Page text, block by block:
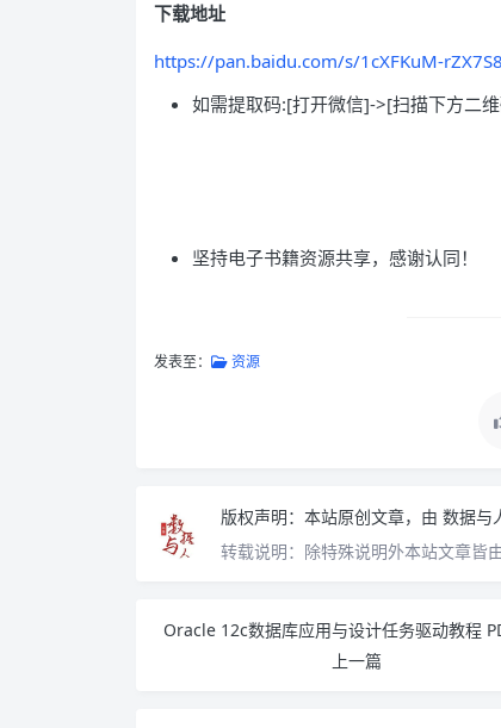
下载地址
https://pan.baidu.com/s/1cXFKuM-
如需提取码:[打开微信]->[扫描下方二
坚持电子书籍资源共享，感谢认同！
发表至： 资源
版权声明： 本站原创文章，由 数据与
转载说明： 除特殊说明外本站文章皆
Oracle 12c数据库应用与设计任务驱动教程
上一篇